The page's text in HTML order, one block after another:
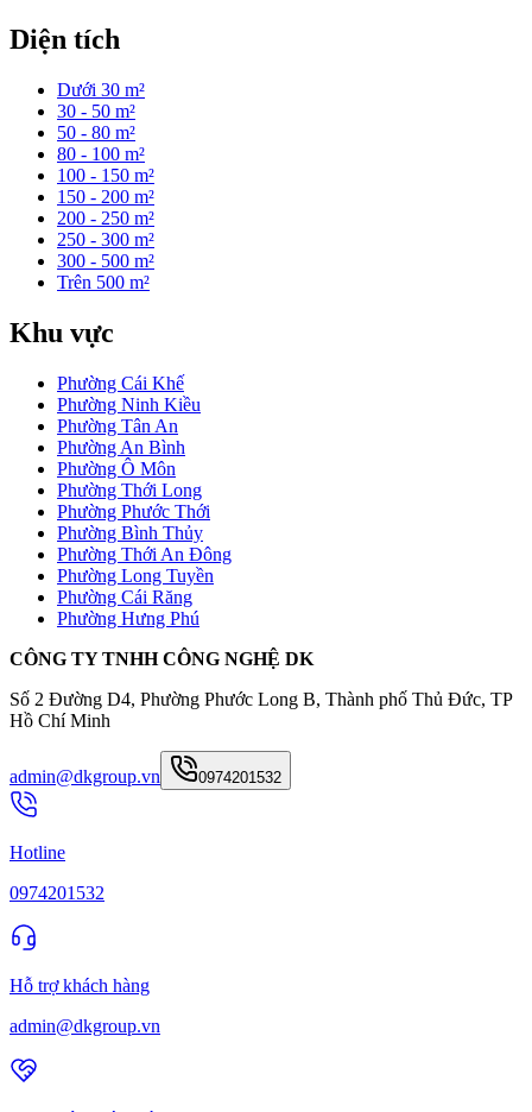
Diện tích
Dưới 30 m²
30 - 50 m²
50 - 80 m²
80 - 100 m²
100 - 150 m²
150 - 200 m²
200 - 250 m²
250 - 300 m²
300 - 500 m²
Trên 500 m²
Khu vực
Phường Cái Khế
Phường Ninh Kiều
Phường Tân An
Phường An Bình
Phường Ô Môn
Phường Thới Long
Phường Phước Thới
Phường Bình Thủy
Phường Thới An Đông
Phường Long Tuyền
Phường Cái Răng
Phường Hưng Phú
CÔNG TY TNHH CÔNG NGHỆ DK
Số 2 Đường D4, Phường Phước Long B, Thành phố Thủ Đức, TP
Hồ Chí Minh
admin@dkgroup.vn 0974201532
Hotline
0974201532
Hỗ trợ khách hàng
admin@dkgroup.vn